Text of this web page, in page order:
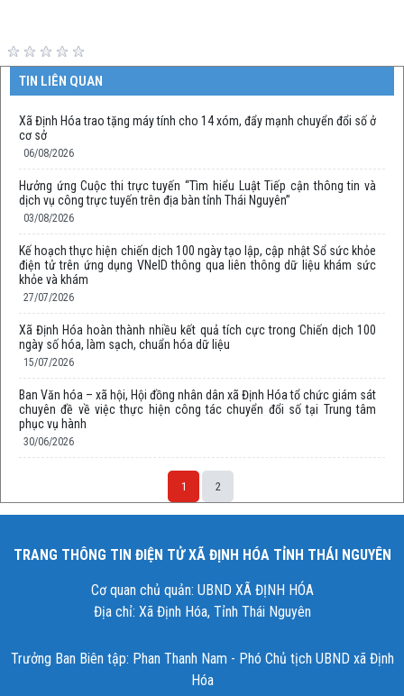
TIN LIÊN QUAN
Xã Định Hóa trao tặng máy tính cho 14 xóm, đẩy mạnh chuyển đổi số ở
cơ sở
06/08/2026
Hưởng ứng Cuộc thi trực tuyến “Tìm hiểu Luật Tiếp cận thông tin và
dịch vụ công trực tuyến trên địa bàn tỉnh Thái Nguyên”
03/08/2026
Kế hoạch thực hiện chiến dịch 100 ngày tạo lập, cập nhật Sổ sức khỏe
điện tử trên ứng dụng VNeID thông qua liên thông dữ liệu khám sức
khỏe và khám
27/07/2026
Xã Định Hóa hoàn thành nhiều kết quả tích cực trong Chiến dịch 100
ngày số hóa, làm sạch, chuẩn hóa dữ liệu
15/07/2026
Ban Văn hóa – xã hội, Hội đồng nhân dân xã Định Hóa tổ chức giám sát
chuyên đề về việc thực hiện công tác chuyển đổi số tại Trung tâm
phục vụ hành
30/06/2026
1 2
TRANG THÔNG TIN ĐIỆN TỬ XÃ ĐỊNH HÓA TỈNH THÁI NGUYÊN
Cơ quan chủ quản: UBND XÃ ĐỊNH HÓA
Địa chỉ: Xã Định Hóa, Tỉnh Thái Nguyên
Trưởng Ban Biên tập: Phan Thanh Nam - Phó Chủ tịch UBND xã Định
Hóa